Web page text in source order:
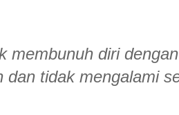
membunuh diri
dan tidak mengalami